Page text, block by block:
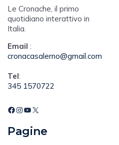
Le Cronache, il primo
quotidiano interattivo in
Italia.
Email :
cronacasalerno@gmail.com
Tel:
345 1570722
Pagine